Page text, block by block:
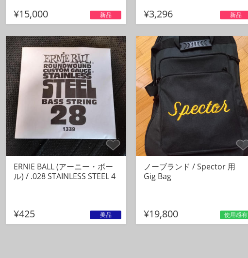
¥15,000 新品 ¥3,296 新品
ERNIE BALL (アーニー・ボー
ル) / .028 STAINLESS STEEL 4
¥425 美品
ノーブランド / Spector 用
Gig Bag
¥19,800 使用感有